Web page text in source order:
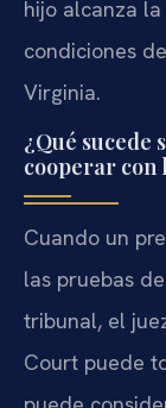
hijo alcanza
condiciones
Virginia.
¿Qué sucede
cooperar con
Cuando un
las pruebas
tribunal, el
Court puede